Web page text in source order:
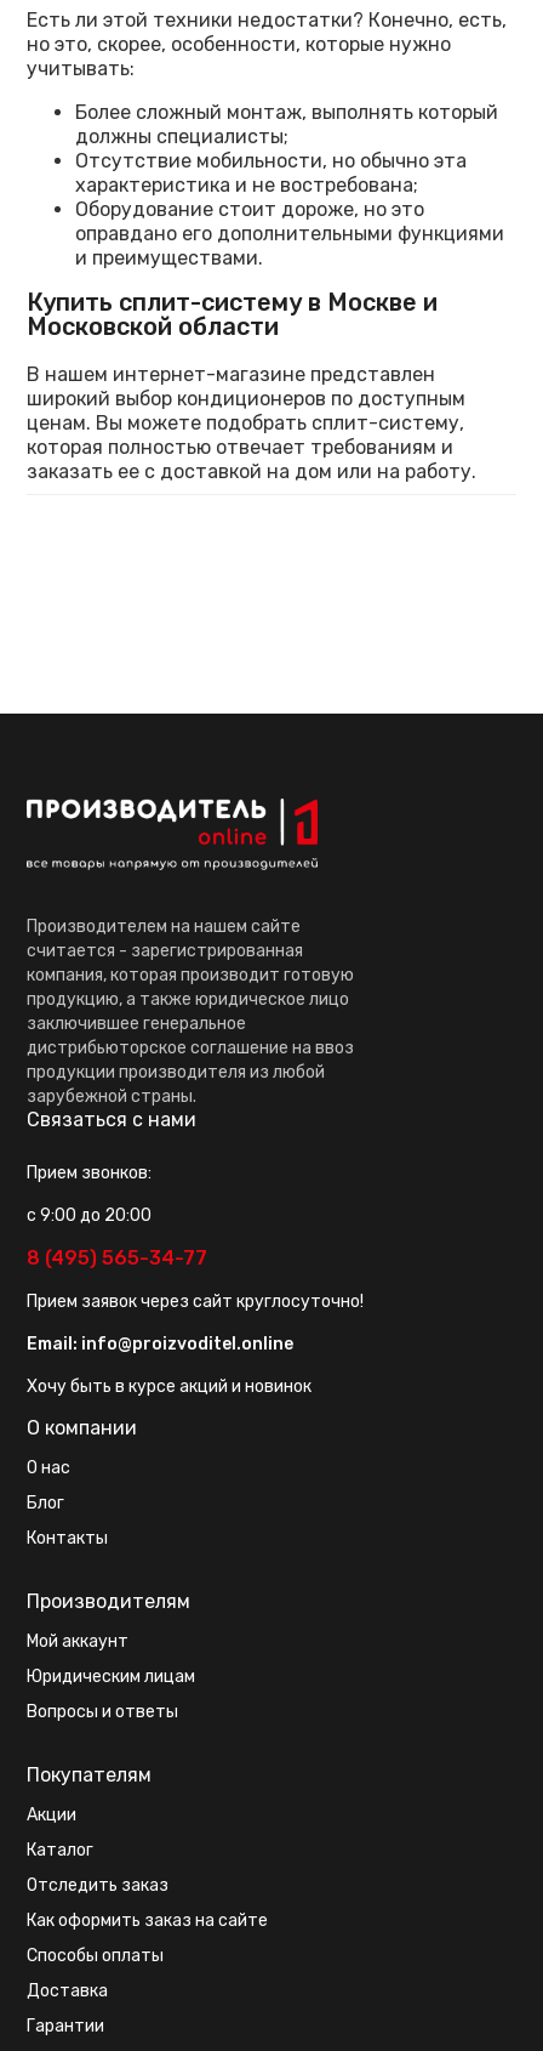
Есть ли этой техники недостатки? Конечно, есть,
но это, скорее, особенности, которые нужно
учитывать:
Более сложный монтаж, выполнять который
должны специалисты;
Отсутствие мобильности, но обычно эта
характеристика и не востребована;
Оборудование стоит дороже, но это
оправдано его дополнительными функциями
и преимуществами.
Купить сплит-систему в Москве и
Московской области
В нашем интернет-магазине представлен
широкий выбор кондиционеров по доступным
ценам. Вы можете подобрать сплит-систему,
которая полностью отвечает требованиям и
заказать ее с доставкой на дом или на работу.
Производителем на нашем сайте
считается - зарегистрированная
компания, которая производит готовую
продукцию, а также юридическое лицо
заключившее генеральное
дистрибьюторское соглашение на ввоз
продукции производителя из любой
зарубежной страны.
Связаться с нами
Прием звонков:
с 9:00 до 20:00
8 (495) 565-34-77
Прием заявок через сайт круглосуточно!
Email: info@proizvoditel.online
Хочу быть в курсе акций и новинок
О компании
О нас
Блог
Контакты
Производителям
Мой аккаунт
Юридическим лицам
Вопросы и ответы
Покупателям
Акции
Каталог
Отследить заказ
Как оформить заказ на сайте
Способы оплаты
Доставка
Гарантии